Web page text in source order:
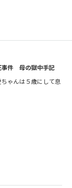
件 母の獄中手記
ゃんは５歳にして息